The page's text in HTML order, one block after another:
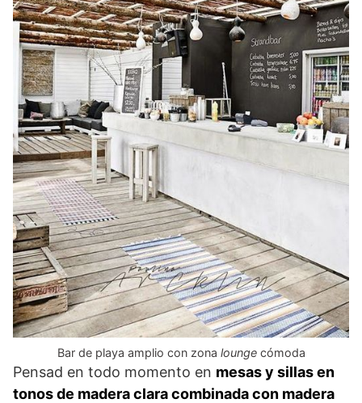
Bar de playa amplio con zona lounge cómoda
Pensad en todo momento en mesas y sillas en
tonos de madera clara combinada con madera